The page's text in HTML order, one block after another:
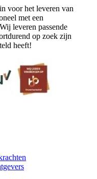
voor het leveren van
met een
leveren passende
op zoek zijn
heeft!